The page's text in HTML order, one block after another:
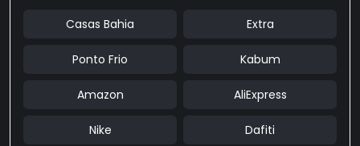
Casas Bahia Extra
Ponto Frio Kabum
Amazon AliExpress
Nike Dafiti